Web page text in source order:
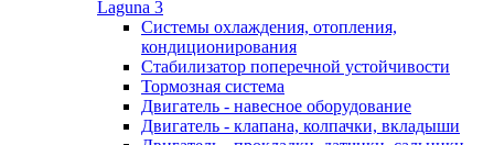
Laguna 3
Системы охлаждения, отопления,
кондиционирования
Стабилизатор поперечной устойчивости
Тормозная система
Двигатель - навесное оборудование
Двигатель - клапана, колпачки, вкладыши